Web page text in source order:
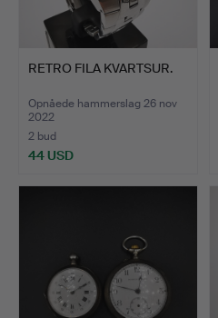
RETRO FILA KVARTSUR.
Opnåede hammerslag 26 nov
2022
2 bud
44 USD